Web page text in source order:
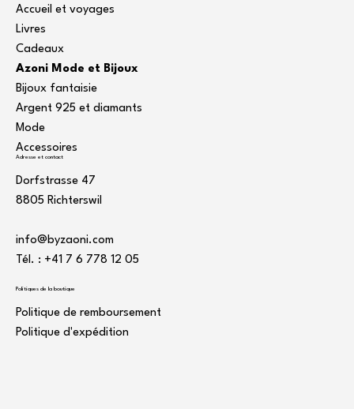
Accueil et voyages
Livres
Cadeaux
Azoni Mode et Bijoux
Bijoux fantaisie
Argent 925 et diamants
Mode
Accessoires
Adresse et contact
Dorfstrasse 47
8805 Richterswil
info@byzaoni.com
Tél. : +41 7 6 778 12 05
Politiques de la boutique
Politique de remboursement
Politique d'expédition